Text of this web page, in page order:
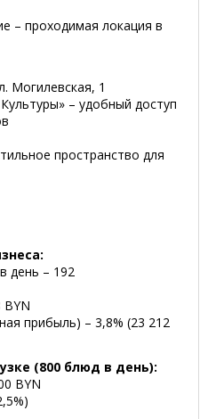
– проходимая локация в
Могилевская, 1
– удобный доступ
пространство для
день – 192
прибыль) – 3,8% (23 212
(800 блюд в день):
BYN